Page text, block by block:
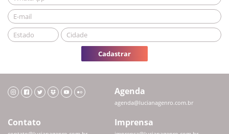
Cadastrar
Agenda
agenda@lucianagenro.com.br
Contato Imprensa